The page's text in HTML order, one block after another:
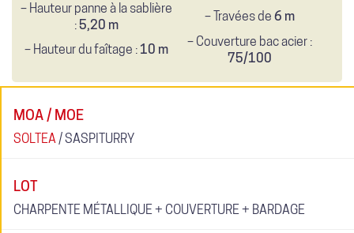
– Hauteur panne à la sablière
:5,20 m
– Travées de 6 m
– Hauteur du faîtage : 10 m
– Couverture bac acier :
75/100
MOA / MOE
SOLTEA / SASPITURRY
LOT
CHARPENTE MÉTALLIQUE + COUVERTURE + BARDAGE